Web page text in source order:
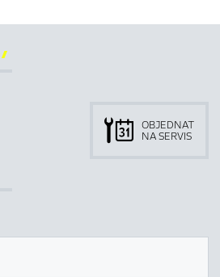

OBJEDNAT
NA SERVIS